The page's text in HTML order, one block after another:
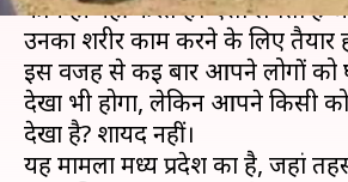
काम ही नहीं करते हैं। ऐसा लगता है
उनका शरीर काम करने के लिए तैयार
इस वजह से कई बार आपने लोगों
देखा भी होगा, लेकिन आपने किसी
देखा है? शायद नहीं।
यह मामला मध्‍य प्रदेश का है, जहां